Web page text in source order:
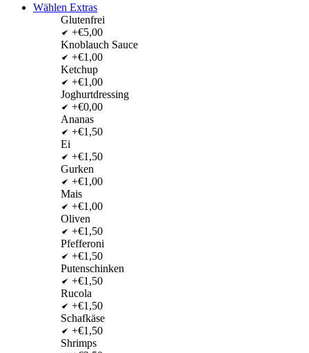
Wählen Extras
Glutenfrei
+€5,00
Knoblauch Sauce
+€1,00
Ketchup
+€1,00
Joghurtdressing
+€0,00
Ananas
+€1,50
Ei
+€1,50
Gurken
+€1,00
Mais
+€1,00
Oliven
+€1,50
Pfefferoni
+€1,50
Putenschinken
+€1,50
Rucola
+€1,50
Schafkäse
+€1,50
Shrimps